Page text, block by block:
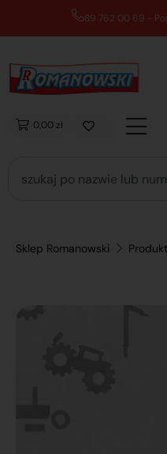
89 762 00 69 -
0,00 zł
Sklep Romanowski